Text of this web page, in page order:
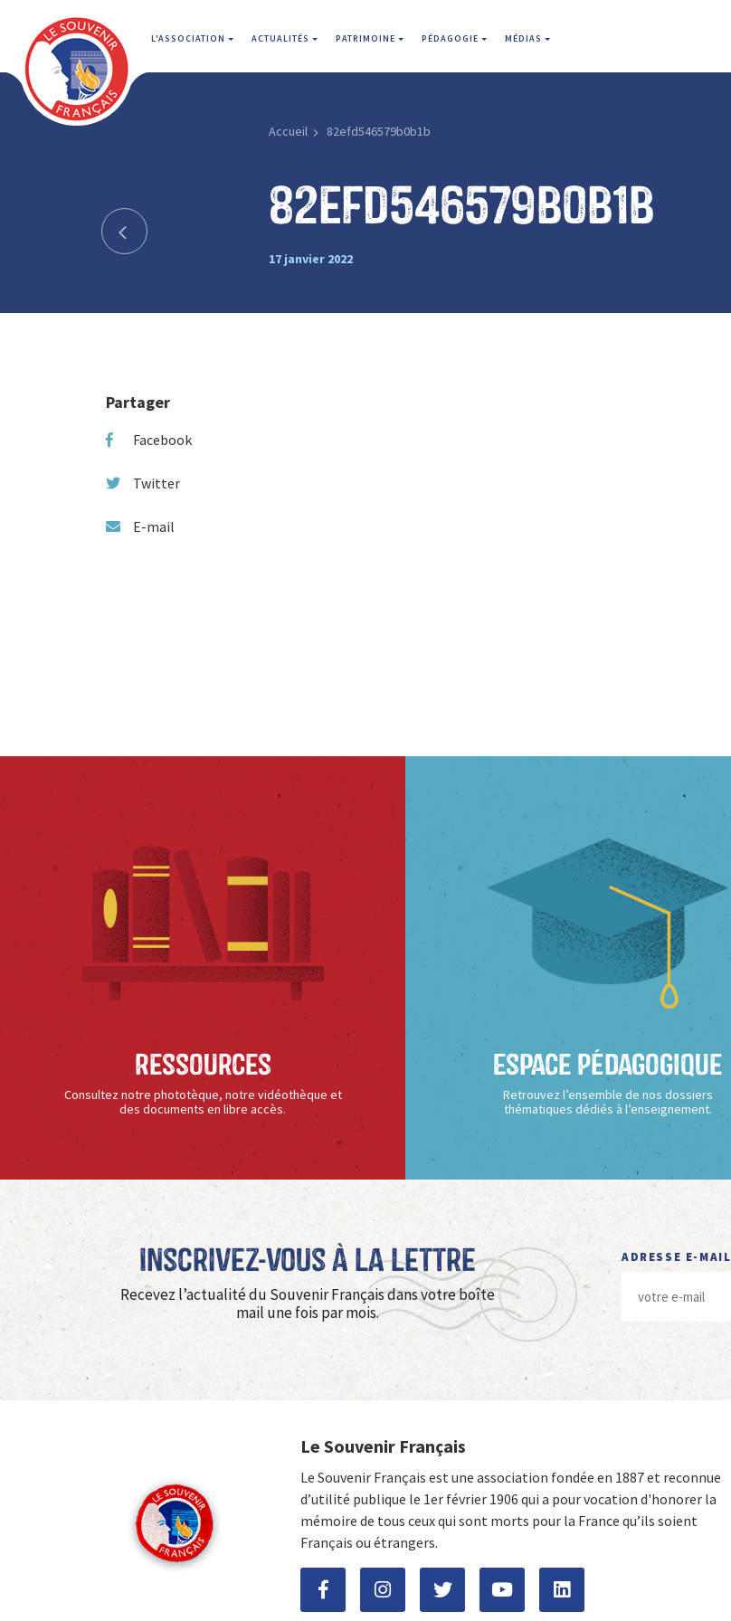
L'ASSOCIATION ACTUALITÉS PATRIMOINE PÉDAGOGIE MÉDIAS
Accueil 82efd546579b0b1b
82efd546579b0b1b
17 janvier 2022
Partager
Facebook
Twitter
E-mail
Ressources
Consultez notre phototèque, notre vidéothèque et
des documents en libre accès.
Espace Pédagogique
Retrouvez l’ensemble de nos dossiers
thématiques dédiés à l’enseignement.
Inscrivez-vous à La Lettre
Recevez l’actualité du Souvenir Français dans votre boîte
mail une fois par mois.
ADRESSE E-MAIL
Le Souvenir Français
Le Souvenir Français est une association fondée en 1887 et reconnue
d’utilité publique le 1er février 1906 qui a pour vocation d'honorer la
mémoire de tous ceux qui sont morts pour la France qu’ils soient
Français ou étrangers.